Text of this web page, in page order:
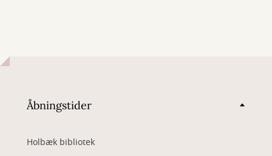
Åbningstider
Holbæk bibliotek